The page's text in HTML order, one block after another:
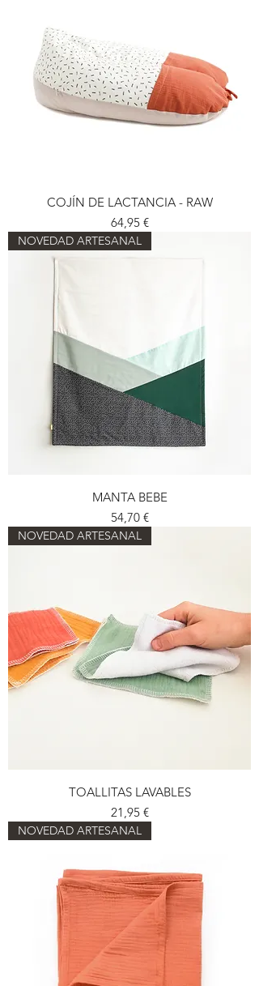
COJÍN DE LACTANCIA - RAW
Preu
64,95 €
NOVEDAD ARTESANAL
MANTA BEBE
Preu
54,70 €
NOVEDAD ARTESANAL
TOALLITAS LAVABLES
Preu
21,95 €
NOVEDAD ARTESANAL